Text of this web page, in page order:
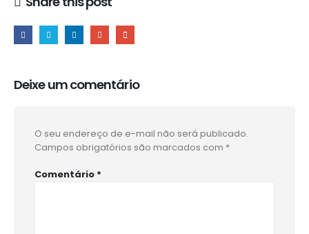
Deixe um comentário
O seu endereço de e-mail não será publicado.
Campos obrigatórios são marcados com *
Comentário *